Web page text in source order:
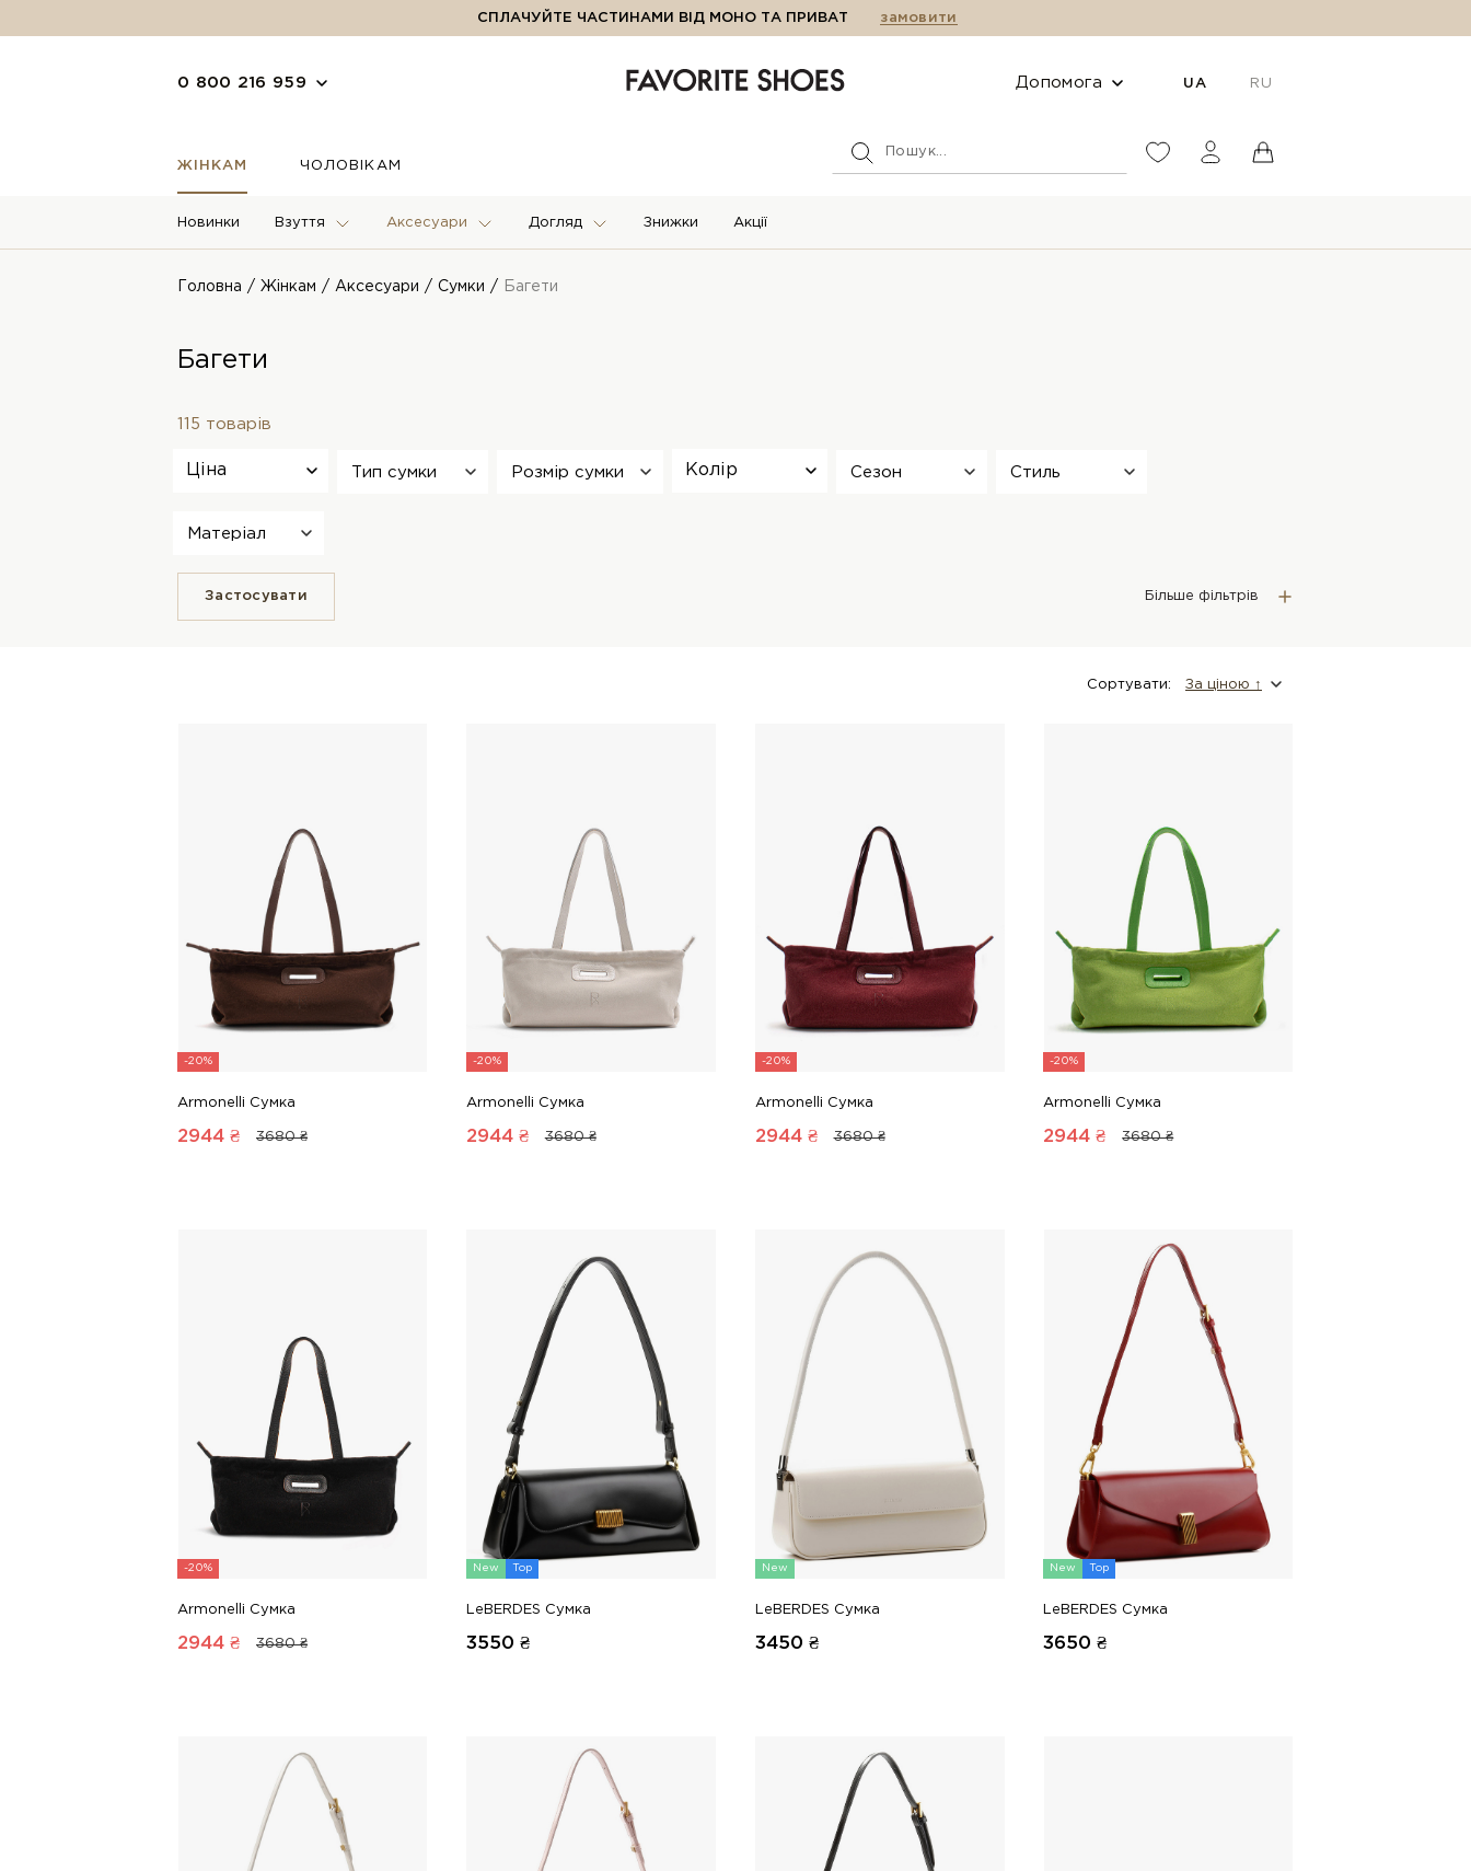
СПЛАЧУЙТЕ ЧАСТИНАМИ ВІД МОНО ТА ПРИВАТ замовити
0 800 216 959 Допомога UA RU
ЖІНКАМ ЧОЛОВІКАМ
Новинки Взуття Аксесуари Догляд Знижки Акції
Головна Жінкам Аксесуари Сумки Багети
Багети
115 товарів
Ціна Тип сумки Розмір сумки Колір Сезон Стиль
Матеріал
Застосувати Більше фільтрів
Сортувати: За цiною ↑
-20%
Armonelli Сумка
2944 ₴ 3680 ₴
-20%
Armonelli Сумка
2944₴ 3680 ₴
-20%
Armonelli Сумка
2944₴ 3680 ₴
-20%
Armonelli Сумка
2944 ₴ 3680 ₴
-20%
Armonelli Сумка
2944 ₴ 3680 ₴
New Top
LeBERDES Сумка
3550 ₴
New
LeBERDES Сумка
3450 ₴
New Top
LeBERDES Сумка
3650 ₴